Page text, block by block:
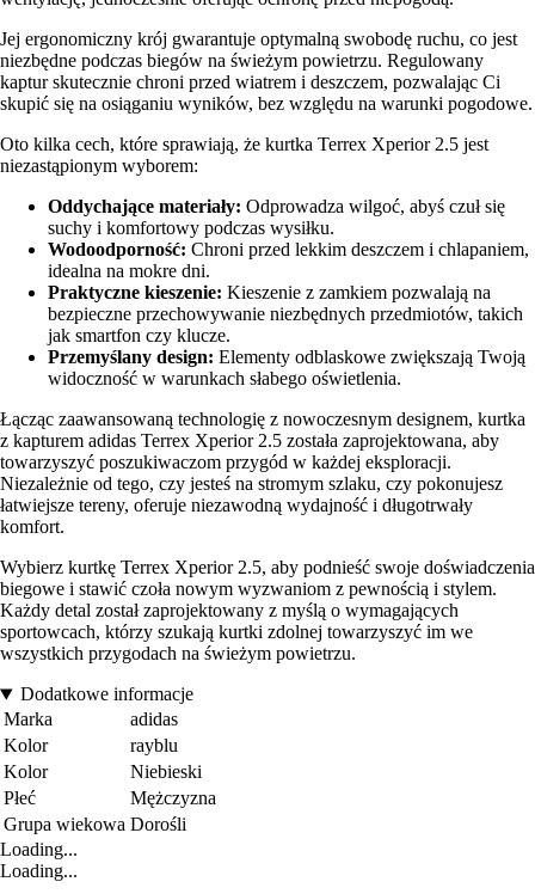
Jej ergonomiczny krój gwarantuje optymalną swobodę ruchu, co jest
niezbędne podczas biegów na świeżym powietrzu. Regulowany
kaptur skutecznie chroni przed wiatrem i deszczem, pozwalając Ci
skupić się na osiąganiu wyników, bez względu na warunki pogodowe.
Oto kilka cech, które sprawiają, że kurtka Terrex Xperior 2.5 jest
niezastąpionym wyborem:
Oddychające materiały: Odprowadza wilgoć, abyś czuł się
suchy i komfortowy podczas wysiłku.
Wodoodporność: Chroni przed lekkim deszczem i chlapaniem,
idealna na mokre dni.
Praktyczne kieszenie: Kieszenie z zamkiem pozwalają na
bezpieczne przechowywanie niezbędnych przedmiotów, takich
jak smartfon czy klucze.
Przemyślany design: Elementy odblaskowe zwiększają Twoją
widoczność w warunkach słabego oświetlenia.
Łącząc zaawansowaną technologię z nowoczesnym designem, kurtka
z kapturem adidas Terrex Xperior 2.5 została zaprojektowana, aby
towarzyszyć poszukiwaczom przygód w każdej eksploracji.
Niezależnie od tego, czy jesteś na stromym szlaku, czy pokonujesz
łatwiejsze tereny, oferuje niezawodną wydajność i długotrwały
komfort.
Wybierz kurtkę Terrex Xperior 2.5, aby podnieść swoje doświadczenia
biegowe i stawić czoła nowym wyzwaniom z pewnością i stylem.
Każdy detal został zaprojektowany z myślą o wymagających
sportowcach, którzy szukają kurtki zdolnej towarzyszyć im we
wszystkich przygodach na świeżym powietrzu.
Dodatkowe informacje
Marka
adidas
Kolor
rayblu
Kolor
Niebieski
Płeć
Mężczyzna
Grupa wiekowa Dorośli
Loading...
Loading...